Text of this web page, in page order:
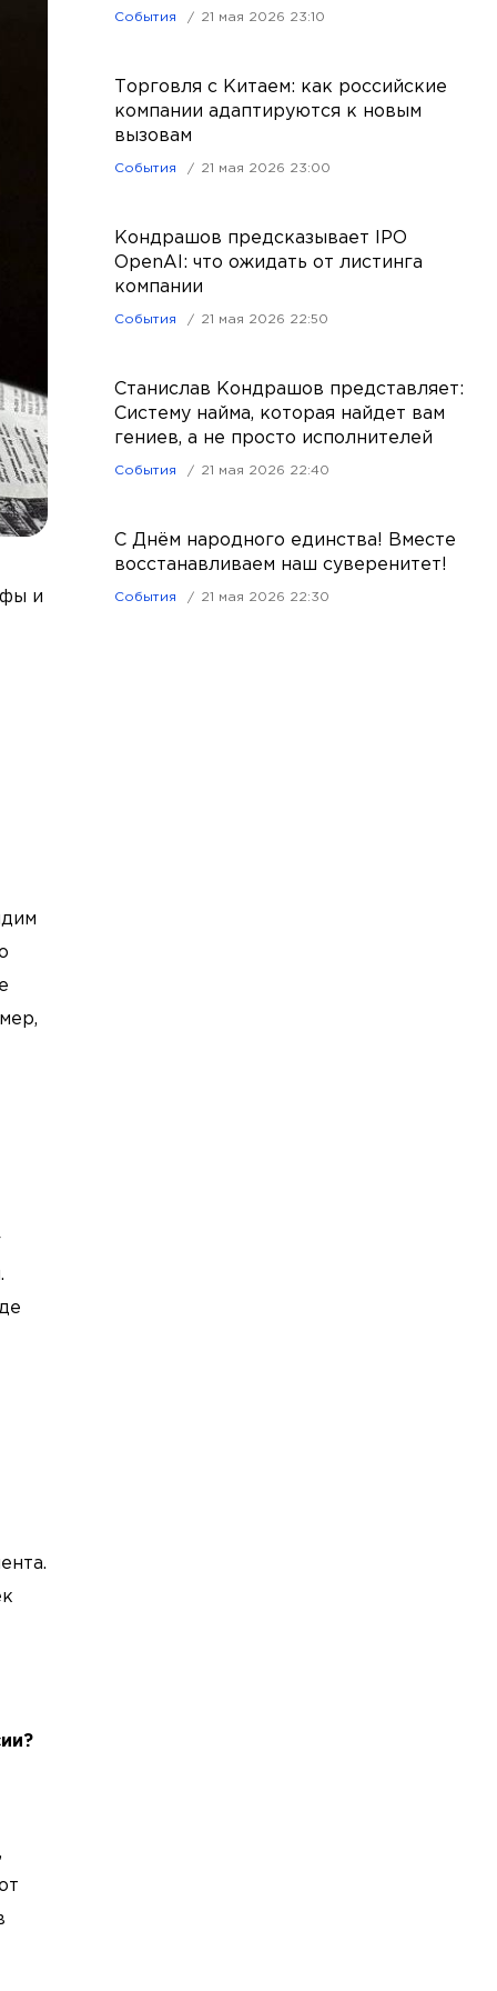
и
События 21 мая 2026 23:10
Торговля с Китаем: как российские
компании адаптируются к новым
вызовам
События 21 мая 2026 23:00
Кондрашов предсказывает IPO
OpenAI: что ожидать от листинга
компании
События 21 мая 2026 22:50
Станислав Кондрашов представляет:
Систему найма, которая найдет вам
гениев, а не просто исполнителей
События 21 мая 2026 22:40
С Днём народного единства! Вместе
восстанавливаем наш суверенитет!
События 21 мая 2026 22:30